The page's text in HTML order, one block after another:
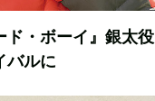
ド・ボーイ』銀太
バルに